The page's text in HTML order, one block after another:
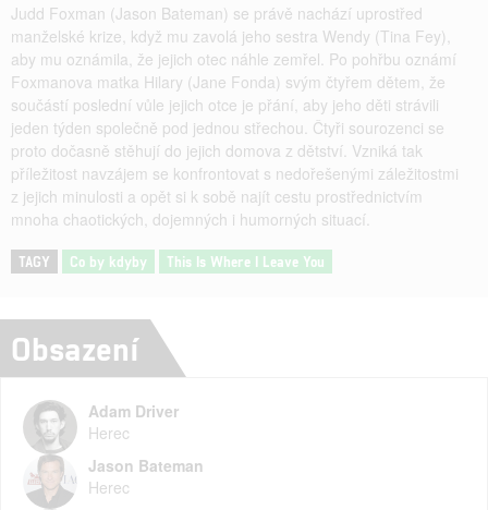
Judd Foxman (Jason Bateman) se právě nachází uprostřed
manželské krize, když mu zavolá jeho sestra Wendy (Tina Fey),
aby mu oznámila, že jejich otec náhle zemřel. Po pohřbu oznámí
Foxmanova matka Hilary (Jane Fonda) svým čtyřem dětem, že
součástí poslední vůle jejich otce je přání, aby jeho děti strávili
jeden týden společně pod jednou střechou. Čtyři sourozenci se
proto dočasně stěhují do jejich domova z dětství. Vzniká tak
příležitost navzájem se konfrontovat s nedořešenými záležitostmi
z jejich minulosti a opět si k sobě najít cestu prostřednictvím
mnoha chaotických, dojemných i humorných situací.
TAGY Co by kdyby This Is Where I Leave You
Obsazení
Adam Driver
Herec
Jason Bateman
Herec